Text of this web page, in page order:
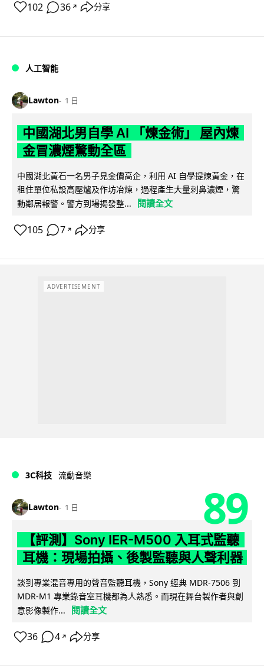
102 36 ↗ 分享
人工智能
Lawton 1 日
中國湖北男自學 AI 「煉金術」 屋內煉
金冒濃煙驚動全區
中國湖北黃石一名男子見金價高企，利用 AI 自學提煉黃金，在
租住單位私設高壓爐及作坊冶煉，過程產生大量刺鼻濃煙，驚
動鄰居報警。警方到場揭發整...
閱讀全文
105 7 ↗ 分享
ADVERTISEMENT
3C科技 流動音樂
Lawton 1 日 89
【評測】Sony IER-M500 入耳式監聽
耳機：現場拍攝、後製監聽與人聲利器
談到專業混音專用的聲音監聽耳機，Sony 經典 MDR-7506 到
MDR-M1 專業錄音室耳機都為人熟悉。而現在舞台製作者與創
意影像製作...
閱讀全文
36 4 ↗ 分享